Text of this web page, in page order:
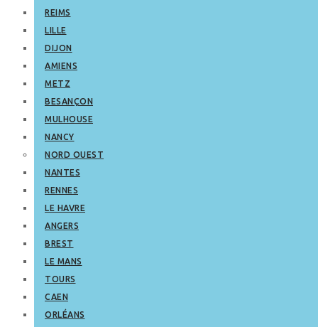
REIMS
LILLE
DIJON
AMIENS
METZ
BESANÇON
MULHOUSE
NANCY
NORD OUEST
NANTES
RENNES
LE HAVRE
ANGERS
BREST
LE MANS
TOURS
CAEN
ORLÉANS